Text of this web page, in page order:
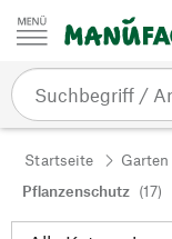
Zum Inhalt springen
Startseite Garten
Pflanzenschutz (17)